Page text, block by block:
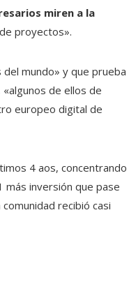
miren a la
proyectos».
mundo» y que prueba
de ellos de
europeo digital de
4 aos, concentrando
más inversión que pase
recibió casi